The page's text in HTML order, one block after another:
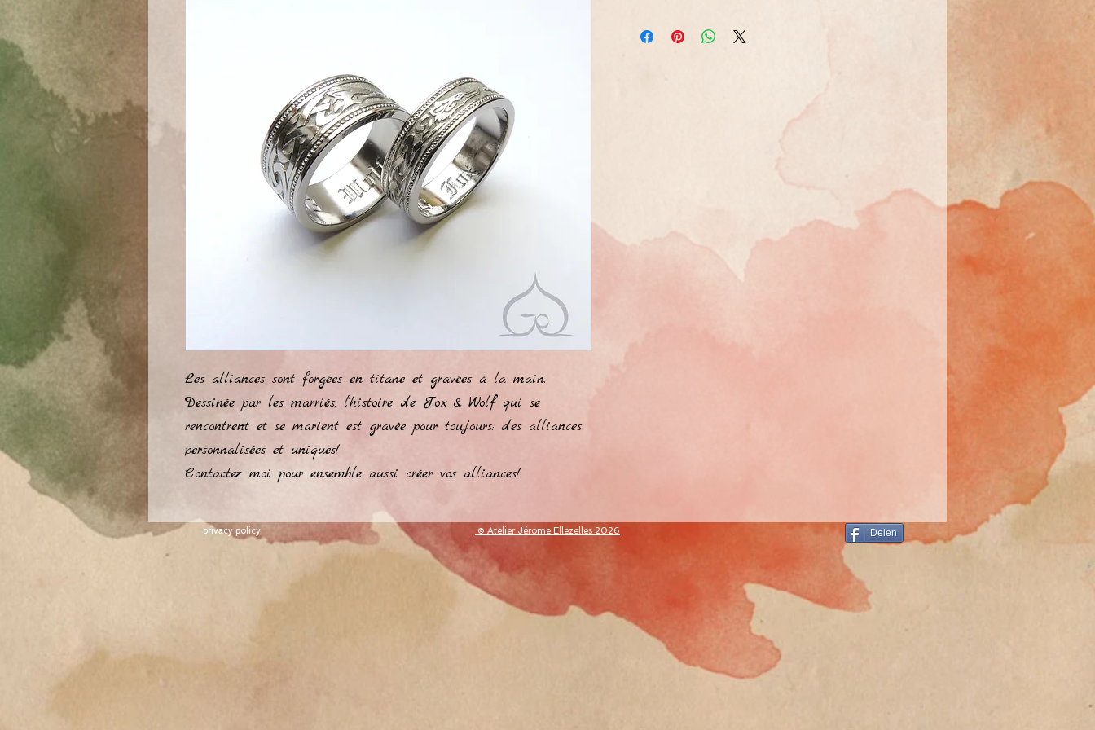
Les alliances sont forgées en titane et gravées à la main.
Dessinée par les marriés, l'histoire de Fox & Wolf qui se
rencontrent et se marient est gravée pour toujours: des alliances
personnalisées et uniques!
Contactez moi pour ensemble aussi créer vos alliances!
privacy policy ​© Atelier Jérome Ellezelles 2026 Delen